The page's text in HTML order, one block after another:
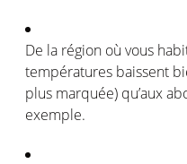
De la région où vous
températures baissent
plus marquée) qu’aux
exemple.